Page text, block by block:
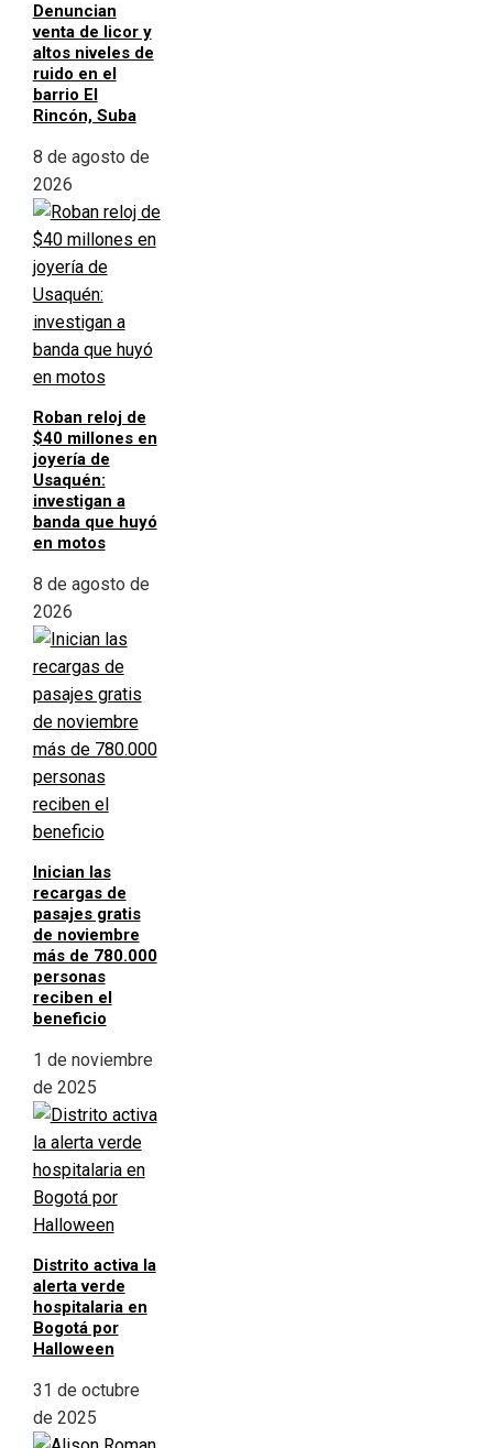
Denuncian
venta de licor y
altos niveles de
ruido en el
barrio El
Rincón, Suba
8 de agosto de
2026
Roban reloj de
$40 millones en
joyería de
Usaquén:
investigan a
banda que huyó
en motos
8 de agosto de
2026
Inician las
recargas de
pasajes gratis
de noviembre
más de 780.000
personas
reciben el
beneficio
1 de noviembre
de 2025
Distrito activa la
alerta verde
hospitalaria en
Bogotá por
Halloween
31 de octubre
de 2025